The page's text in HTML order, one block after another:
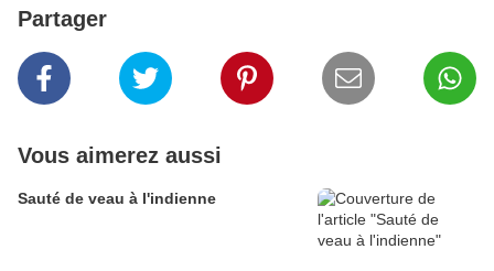
Partager
Vous aimerez aussi
Sauté de veau à l'indienne